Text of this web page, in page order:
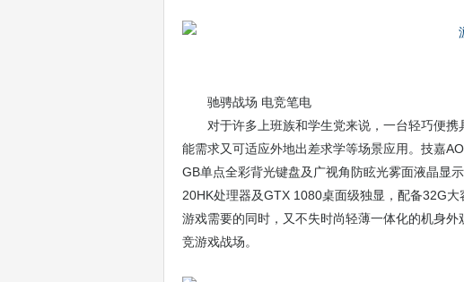
驰骋战场 电竞笔电
对于许多上班族和学生党来说，一台轻巧便
能需求又可适应外地出差求学等场景应用。技嘉
GB单点全彩背光键盘及广视角防眩光雾面液晶显
20HK处理器及GTX 1080桌面级独显，配备32G
游戏需要的同时，又不失时尚轻薄一体化的机身
竞游戏战场。